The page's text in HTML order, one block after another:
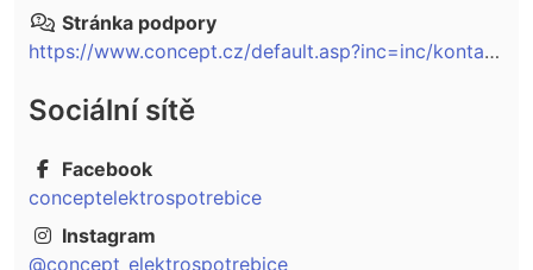
Stránka podpory
https://www.concept.cz/default.asp?inc=inc/kontakt.htm
Sociální sítě
Facebook
conceptelektrospotrebice
Instagram
@concept_elektrospotrebice